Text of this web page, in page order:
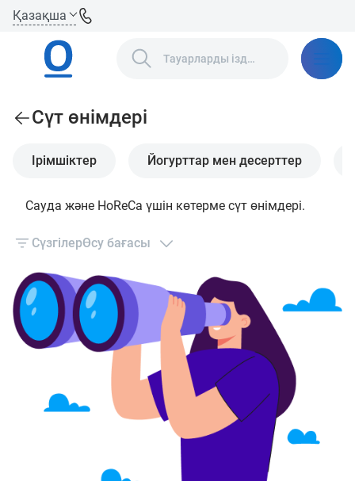
Қазақша
Сүт өнімдері
Ірімшіктер Йогурттар мен десерттер
Сауда және HoReCa үшін көтерме сүт өнімдері.
СүзгілерӨсу бағасы